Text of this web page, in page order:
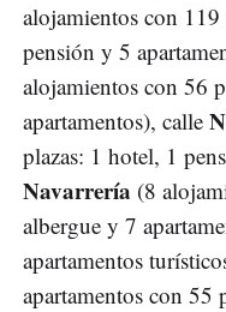
alojamientos con 119
pensión y 5
alojamientos con 56
apartamentos), calle
plazas: 1 hotel, 1
Navarrería (8
albergue y 7
apartamentos
apartamentos con 55